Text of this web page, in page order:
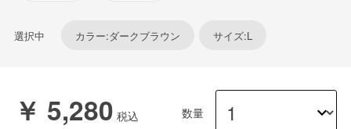
選択中 カラー:ダークブラウン サイズ:L
￥ 5,280 数量